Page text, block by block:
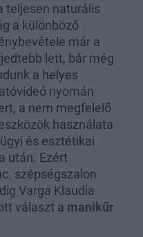
teljesen naturális
a különböző
már a
lett, bár még
a helyes
nyomán
a nem megfelelő
használata
és esztétikai
után. Ezért
szépségszalon
Varga Klaudia
választ a manikűr